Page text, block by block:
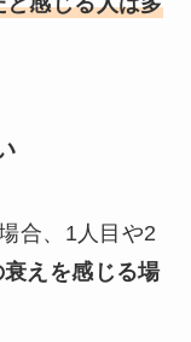
合、1人目や2
えを感じる場